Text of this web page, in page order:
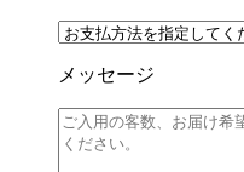
メッセージ